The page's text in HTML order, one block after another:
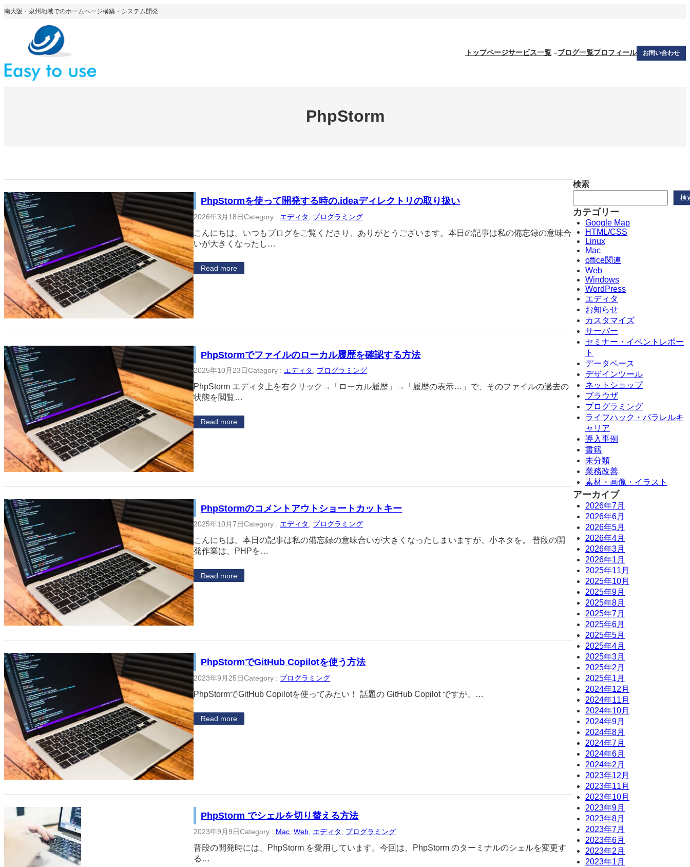
内
ッ
プ
南大阪・泉州地域でのホームページ構築・システム開発
トップページサービス一覧 ブログ一覧プロフィール お問い合わせ
PhpStorm
PhpStormを使って開発する時の.ideaディレクトリの取り扱い
2026年3月18日Category : エディタ プログラミング
こんにちは。いつもブログをご覧くださり、ありがとうございます。本日の記事は私の備忘録の意味合
いが大きくなったし…
Read more
PhpStormでファイルのローカル履歴を確認する方法
2025年10月23日Category : エディタ プログラミング
PhpStorm エディタ上を右クリック→「ローカル履歴」→「履歴の表示…」で、そのファイルの過去の
状態を閲覧…
Read more
PhpStormのコメントアウトショートカットキー
2025年10月7日Category : エディタ, プログラミング
こんにちは。本日の記事は私の備忘録の意味合いが大きくなったしまいますが、小ネタを。 普段の開
発作業は、PHPを…
Read more
PhpStormでGitHub Copilotを使う方法
2023年9月25日Category : プログラミング
PhpStormでGitHub Copilotを使ってみたい！ 話題の GitHub Copilot ですが、…
Read more
PhpStorm でシェルを切り替える方法
2023年9月9日Category : Mac , Web エディタ プログラミング
普段の開発時には、PhpStorm を愛用しています。今回は、PhpStorm のターミナルのシェルを変更す
る…
検索
検
カテゴリー
Google Map
HTML/CSS
Linux
Mac
office関連
Web
Windows
WordPress
エディタ
お知らせ
カスタマイズ
サーバー
セミナー・イベントレポー
ト
データベース
デザインツール
ネットショップ
ブラウザ
プログラミング
ライフハック・パラレルキ
ャリア
導入事例
書籍
未分類
業務改善
素材・画像・イラスト
アーカイブ
2026年7月
2026年6月
2026年5月
2026年4月
2026年3月
2026年1月
2025年11月
2025年10月
2025年9月
2025年8月
2025年7月
2025年6月
2025年5月
2025年4月
2025年3月
2025年2月
2025年1月
2024年12月
2024年11月
2024年10月
2024年9月
2024年8月
2024年7月
2024年6月
2024年2月
2023年12月
2023年11月
2023年10月
2023年9月
2023年8月
2023年7月
2023年6月
2023年2月
2023年1月